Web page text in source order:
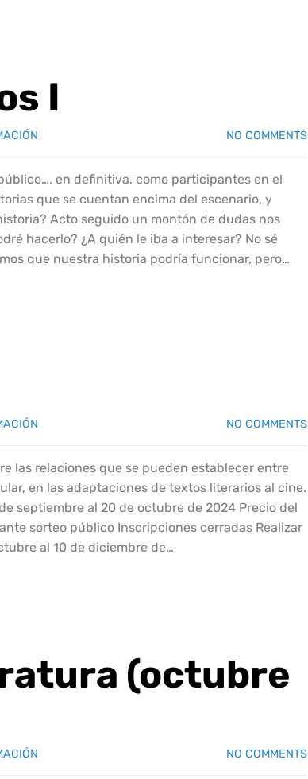
I
NO COMMENTS
en definitiva, como participantes en el
que se cuentan encima del escenario, y
Acto seguido un montón de dudas nos
hacerlo? ¿A quién le iba a interesar? No sé
que nuestra historia podría funcionar, pero…
NO COMMENTS
las relaciones que se pueden establecer entre
en las adaptaciones de textos literarios al cine.
septiembre al 20 de octubre de 2024 Precio del
sorteo público Inscripciones cerradas Realizar
al 10 de diciembre de…
(octubre
NO COMMENTS